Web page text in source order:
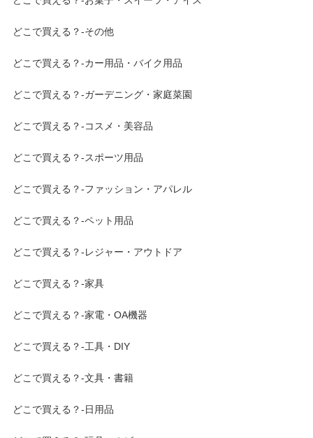
どこで買える？-その他
どこで買える？-カー用品・バイク用品
どこで買える？-ガーデニング・家庭菜園
どこで買える？-コスメ・美容品
どこで買える？-スポーツ用品
どこで買える？-ファッション・アパレル
どこで買える？-ペット用品
どこで買える？-レジャー・アウトドア
どこで買える？-家具
どこで買える？-家電・OA機器
どこで買える？-工具・DIY
どこで買える？-文具・書籍
どこで買える？-日用品